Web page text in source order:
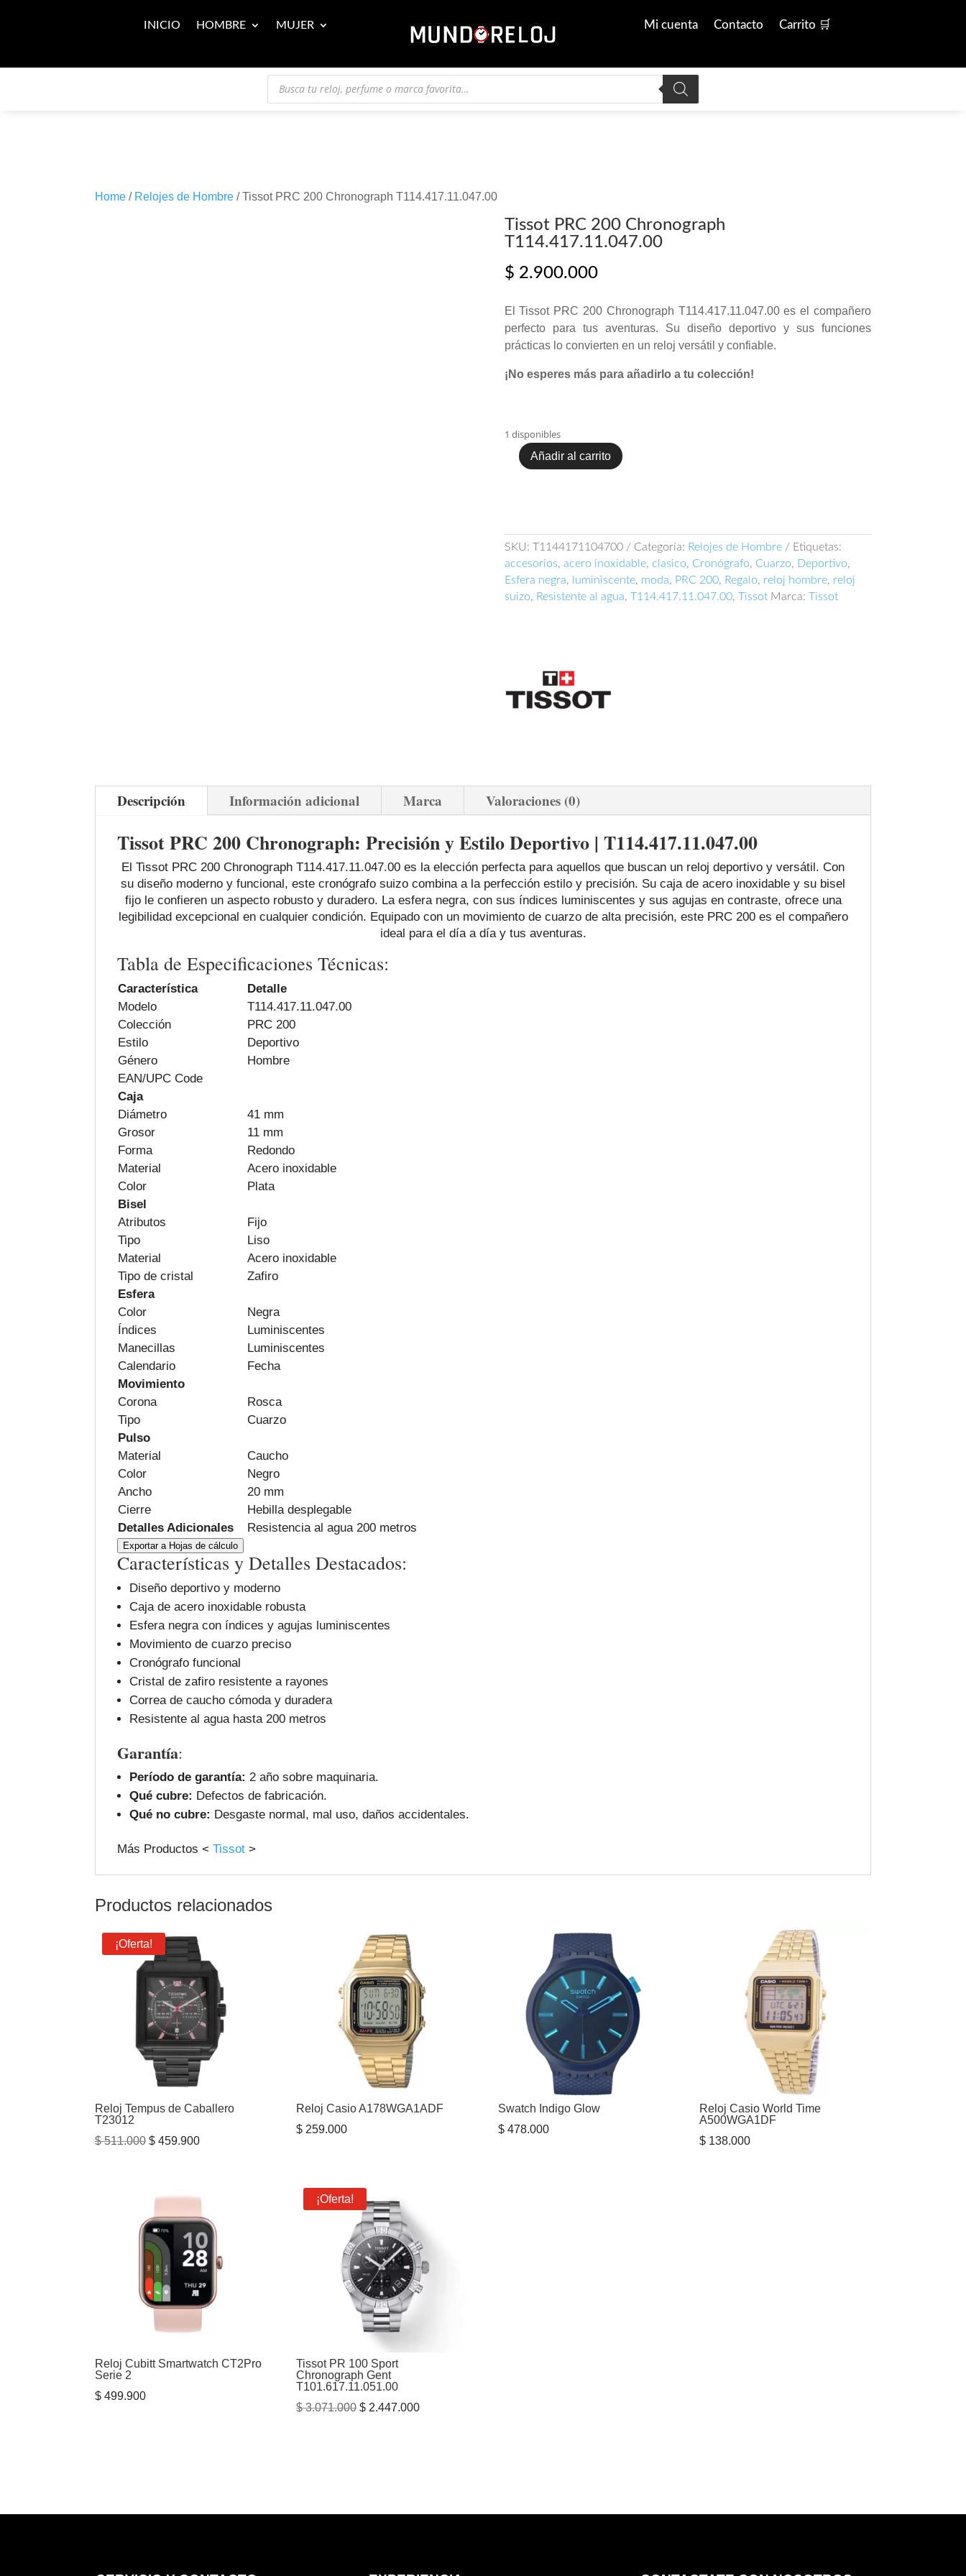
INICIO HOMBRE MUJER Mi cuenta Contacto Carrito 🛒
Búsqueda
productos
Home / Relojes de Hombre / Tissot PRC 200 Chronograph T114.417.11.047.00
Tissot PRC 200 Chronograph
T114.417.11.047.00
$ 2.900.000
El Tissot PRC 200 Chronograph T114.417.11.047.00 es el compañero
perfecto para tus aventuras. Su diseño deportivo y sus funciones
prácticas lo convierten en un reloj versátil y confiable.
¡No esperes más para añadirlo a tu colección!
1 disponibles
Tissot
cantidad
Añadir al carrito
SKU: T1144171104700 Categoría: Relojes de Hombre
Etiquetas:
accesorios, acero inoxidable, clasico, Cronógrafo, Cuarzo, Deportivo,
Esfera negra, luminiscente, moda, PRC 200, Regalo, reloj hombre, reloj
suizo, Resistente al agua, T114.417.11.047.00, Tissot Marca: Tissot
Descripción Información adicional Marca Valoraciones (0)
Tissot PRC 200 Chronograph: Precisión y Estilo Deportivo | T114.417.11.047.00
El Tissot PRC 200 Chronograph T114.417.11.047.00 es la elección perfecta para aquellos que buscan un reloj deportivo y versátil. Con
su diseño moderno y funcional, este cronógrafo suizo combina a la perfección estilo y precisión. Su caja de acero inoxidable y su bisel
fijo le confieren un aspecto robusto y duradero. La esfera negra, con sus índices luminiscentes y sus agujas en contraste, ofrece una
legibilidad excepcional en cualquier condición. Equipado con un movimiento de cuarzo de alta precisión, este PRC 200 es el compañero
ideal para el día a día y tus aventuras.
Tabla de Especificaciones Técnicas:
Característica
Detalle
Modelo
T114.417.11.047.00
Colección
PRC 200
Estilo
Deportivo
Género
Hombre
EAN/UPC Code
Caja
Diámetro
41 mm
Grosor
11 mm
Forma
Redondo
Material
Acero inoxidable
Color
Plata
Bisel
Atributos
Fijo
Tipo
Liso
Material
Acero inoxidable
Tipo de cristal
Zafiro
Esfera
Color
Negra
Índices
Luminiscentes
Manecillas
Luminiscentes
Calendario
Fecha
Movimiento
Corona
Rosca
Tipo
Cuarzo
Pulso
Material
Caucho
Color
Negro
Ancho
20 mm
Cierre
Hebilla desplegable
Detalles Adicionales
Resistencia al agua 200 metros
Exportar a Hojas de cálculo
Características y Detalles Destacados:
Diseño deportivo y moderno
Caja de acero inoxidable robusta
Esfera negra con índices y agujas luminiscentes
Movimiento de cuarzo preciso
Cronógrafo funcional
Cristal de zafiro resistente a rayones
Correa de caucho cómoda y duradera
Resistente al agua hasta 200 metros
Garantía:
Período de garantía: 2 año sobre maquinaria.
Qué cubre: Defectos de fabricación.
Qué no cubre: Desgaste normal, mal uso, daños accidentales.
Más Productos < Tissot >
Productos relacionados
¡Oferta!
Reloj Tempus de Caballero
T23012
$511.000 El
era:
$ 511.000.
$ 459.900El
es:
$ 459.900.
Reloj Casio A178WGA1ADF
$ 259.000
Swatch Indigo Glow
$478.000
Reloj Casio World Time
A500WGA1DF
$138.000
Reloj Cubitt Smartwatch CT2Pro
Serie 2
$ 499.900
¡Oferta!
Tissot PR 100 Sport
Chronograph Gent
T101.617.11.051.00
$3.071.000 El
$ 2.447.000El